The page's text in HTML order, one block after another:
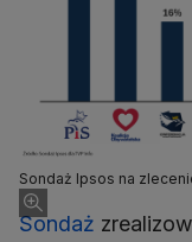
Sondaż Ipsos na
Sondaż